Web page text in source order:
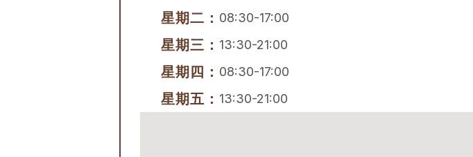
星期二： 08:30-17:00
星期三： 13:30-21:00
星期四： 08:30-17:00
星期五： 13:30-21:00